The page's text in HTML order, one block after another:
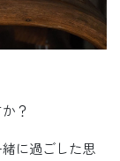
？
に過ごした思